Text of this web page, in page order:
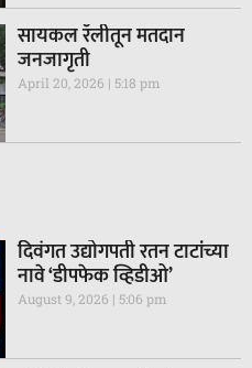
सायकल रॅलीतून मतदान
जनजागृती
April 20, 2026 5:18 pm
दिवंगत उद्योगपती रतन टाटांच्या
नावे ‘डीपफेक व्हिडीओ’
August 9, 2026 5:06 pm